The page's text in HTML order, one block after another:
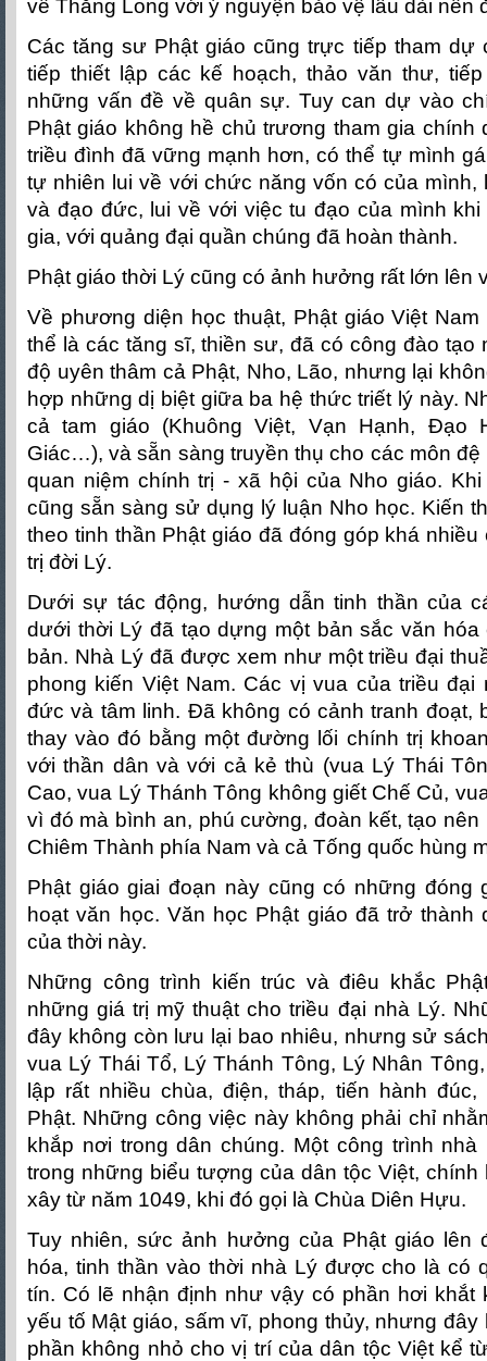
về Thăng Long với ý nguyện bảo vệ lâu dài nền
Các tăng sư Phật giáo cũng trực tiếp tham dự
tiếp thiết lập các kế hoạch, thảo văn thư,
những vấn đề về quân sự. Tuy can dự vào
Phật giáo không hề chủ trương tham gia chính
triều đình đã vững mạnh hơn, có thể tự mình
tự nhiên lui về với chức năng vốn có của mình,
và đạo đức, lui về với việc tu đạo của mình
gia, với quảng đại quần chúng đã hoàn thành.
Phật giáo thời Lý cũng có ảnh hưởng rất lớn lên
Về phương diện học thuật, Phật giáo Việt
thể là các tăng sĩ, thiền sư, đã có công đào tạo
độ uyên thâm cả Phật, Nho, Lão, nhưng lại
hợp những dị biệt giữa ba hệ thức triết lý này.
cả tam giáo (Khuông Việt, Vạn Hạnh, Đạo
Giác…), và sẵn sàng truyền thụ cho các môn
quan niệm chính trị - xã hội của Nho giáo.
cũng sẵn sàng sử dụng lý luận Nho học. Kiến
theo tinh thần Phật giáo đã đóng góp khá
trị đời Lý.
Dưới sự tác động, hướng dẫn tinh thần của
dưới thời Lý đã tạo dựng một bản sắc văn hóa
bản. Nhà Lý đã được xem như một triều đại
phong kiến Việt Nam. Các vị vua của triều
đức và tâm linh. Đã không có cảnh tranh đoạt,
thay vào đó bằng một đường lối chính trị
với thần dân và với cả kẻ thù (vua Lý Thái
Cao, vua Lý Thánh Tông không giết Chế Củ,
vì đó mà bình an, phú cường, đoàn kết, tạo
Chiêm Thành phía Nam và cả Tống quốc hùng
Phật giáo giai đoạn này cũng có những đóng
hoạt văn học. Văn học Phật giáo đã trở thành
của thời này.
Những công trình kiến trúc và điêu khắc
những giá trị mỹ thuật cho triều đại nhà Lý.
đây không còn lưu lại bao nhiêu, nhưng sử
vua Lý Thái Tổ, Lý Thánh Tông, Lý Nhân
lập rất nhiều chùa, điện, tháp, tiến hành
Phật. Những công việc này không phải chỉ
khắp nơi trong dân chúng. Một công trình
trong những biểu tượng của dân tộc Việt,
xây từ năm 1049, khi đó gọi là Chùa Diên Hựu.
Tuy nhiên, sức ảnh hưởng của Phật giáo lên
hóa, tinh thần vào thời nhà Lý được cho là có
tín. Có lẽ nhận định như vậy có phần hơi khắt
yếu tố Mật giáo, sấm vĩ, phong thủy, nhưng
phần không nhỏ cho vị trí của dân tộc Việt kể